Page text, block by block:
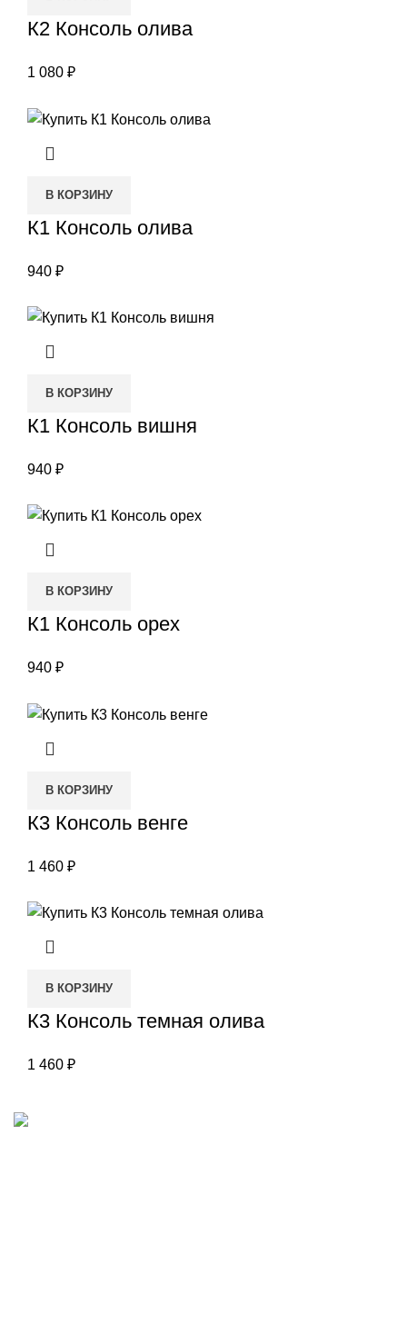
К2 Консоль олива
1 080 ₽
В КОРЗИНУ
К1 Консоль олива
940 ₽
В КОРЗИНУ
К1 Консоль вишня
940 ₽
В КОРЗИНУ
К1 Консоль орех
940 ₽
В КОРЗИНУ
К3 Консоль венге
1 460 ₽
В КОРЗИНУ
К3 Консоль темная олива
1 460 ₽